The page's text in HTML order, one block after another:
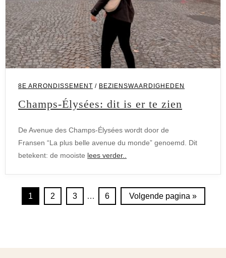
8E ARRONDISSEMENT / BEZIENSWAARDIGHEDEN
Champs-Élysées: dit is er te zien
De Avenue des Champs-Élysées wordt door de
Fransen “La plus belle avenue du monde” genoemd. Dit
betekent: de mooiste lees verder..
1 2 3 … 6 Volgende pagina »